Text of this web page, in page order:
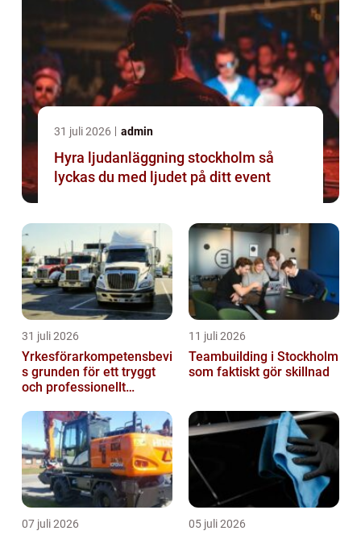
31 juli 2026 admin
Hyra ljudanläggning stockholm så
lyckas du med ljudet på ditt event
31 juli 2026
Yrkesförarkompetensbevi
s grunden för ett tryggt
och professionellt
11 juli 2026
Teambuilding i Stockholm
som faktiskt gör skillnad
07 juli 2026 05 juli 2026